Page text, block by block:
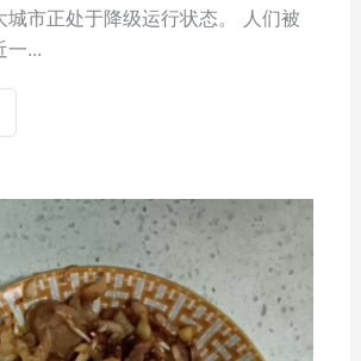
城市正处于降级运行状态。 人们被
一...